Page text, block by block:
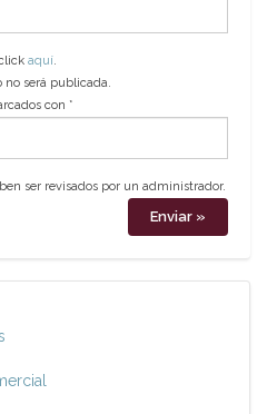
aquí.
no será publicada.
con *
ser revisados por un administrador.